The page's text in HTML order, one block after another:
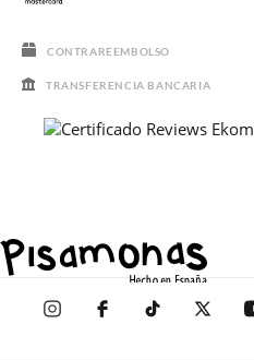
CONTRAREEMBOLSO
TRANSFERENCIA BANCARIA